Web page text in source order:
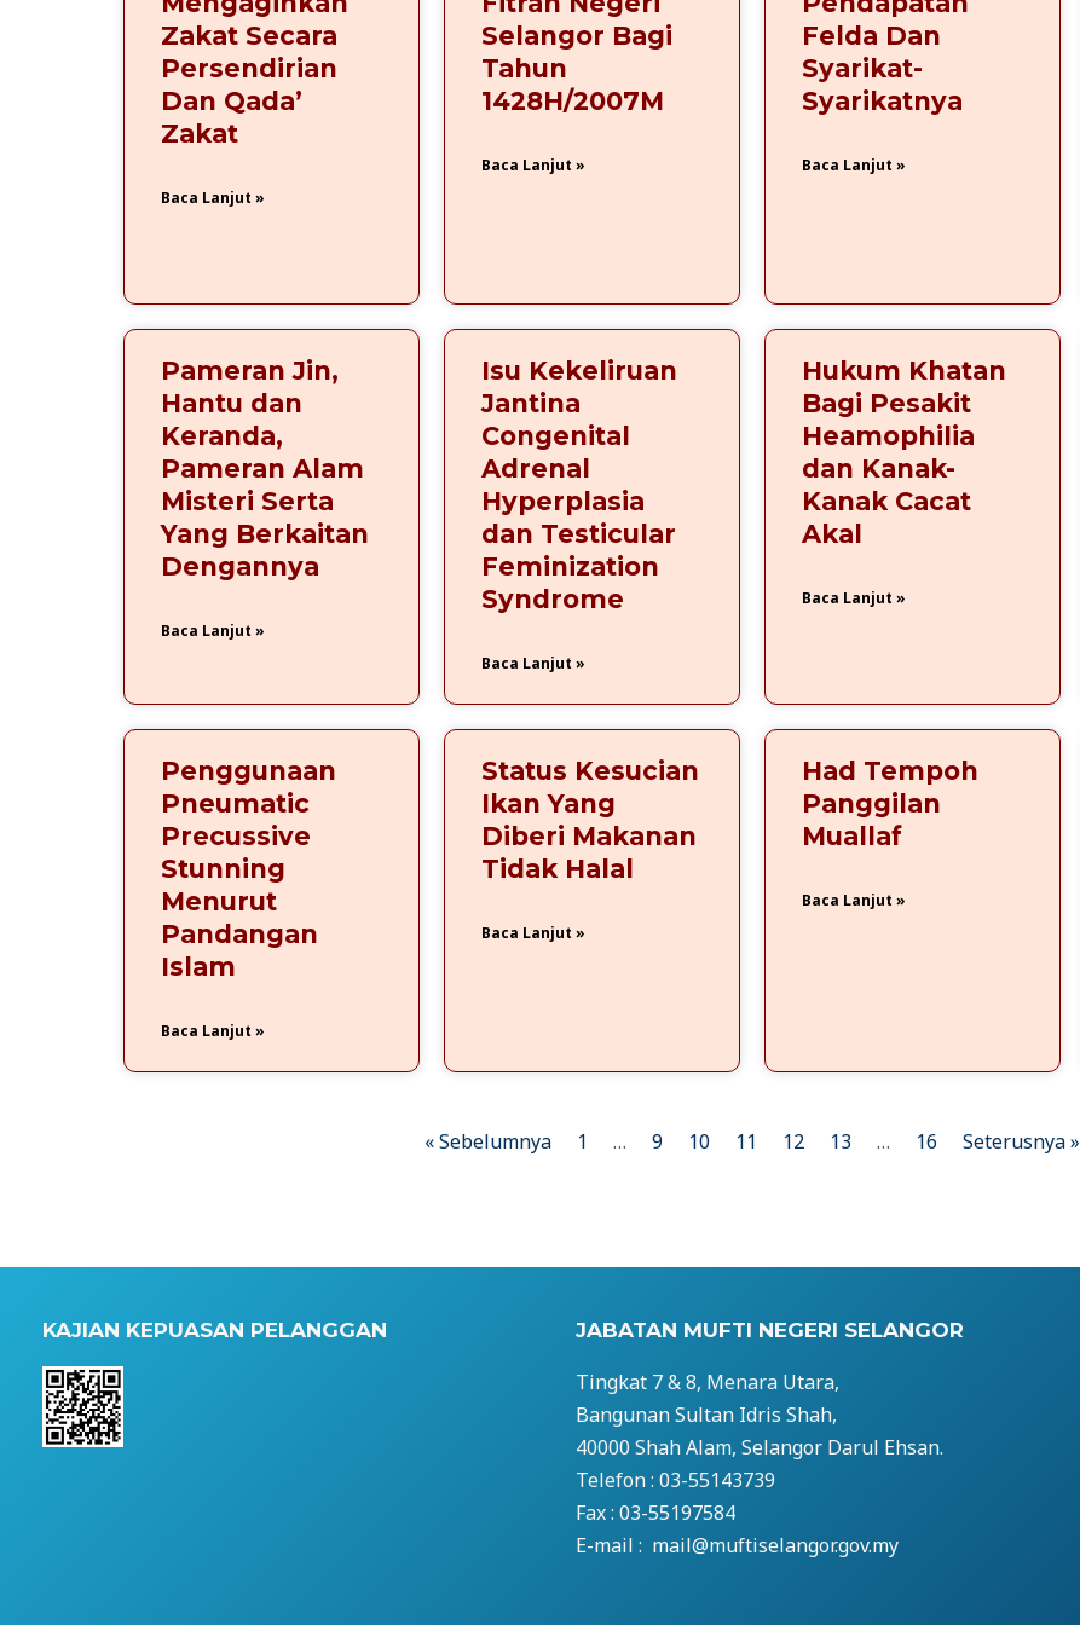
Zakat Secara
Persendirian
Dan Qada’
Zakat
Baca Lanjut »
Selangor Bagi
Tahun
1428H/2007M
Baca Lanjut »
Felda Dan
Syarikat-
Syarikatnya
Baca Lanjut »
Pameran Jin,
Hantu dan
Keranda,
Pameran Alam
Misteri Serta
Yang Berkaitan
Dengannya
Baca Lanjut »
Isu Kekeliruan
Jantina
Congenital
Adrenal
Hyperplasia
dan Testicular
Feminization
Syndrome
Baca Lanjut »
Hukum Khatan
Bagi Pesakit
Heamophilia
dan Kanak-
Kanak Cacat
Akal
Baca Lanjut »
Penggunaan
Pneumatic
Precussive
Stunning
Menurut
Pandangan
Islam
Baca Lanjut »
Status Kesucian
Ikan Yang
Diberi Makanan
Tidak Halal
Baca Lanjut »
Had Tempoh
Panggilan
Muallaf
Baca Lanjut »
« Sebelumnya 1 … 9 10 11 12 13 … 16 Seterusnya »
KAJIAN KEPUASAN PELANGGAN JABATAN MUFTI NEGERI SELANGOR
Tingkat 7 & 8, Menara Utara,
Bangunan Sultan Idris Shah,
40000 Shah Alam, Selangor Darul Ehsan.
Telefon : 03-55143739
Fax : 03-55197584
E-mail : mail@muftiselangor.gov.my